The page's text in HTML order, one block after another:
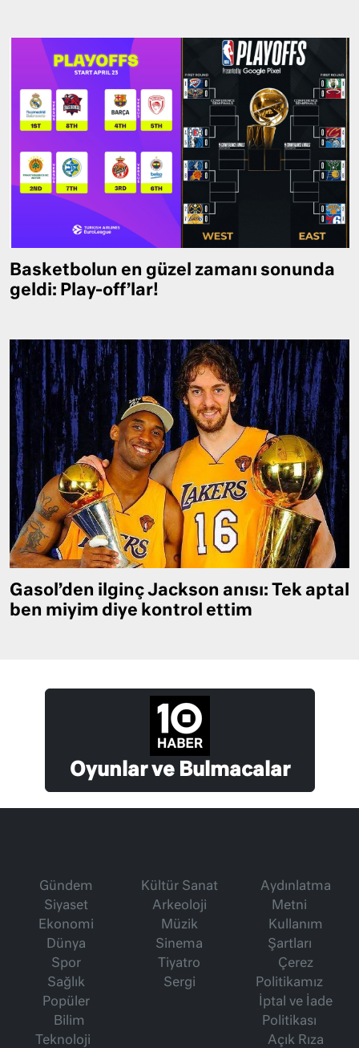
Basketbolun en güzel zamanı sonunda
geldi: Play-off’lar!
Gasol’den ilginç Jackson anısı: Tek aptal
ben miyim diye kontrol ettim
Oyunlar ve Bulmacalar
Gündem
Siyaset
Ekonomi
Dünya
Spor
Sağlık
Popüler
Bilim
Teknoloji
Kültür Sanat
Arkeoloji
Müzik
Sinema
Tiyatro
Sergi
Aydınlatma
Metni
Kullanım
Şartları
Çerez
Politikamız
İptal ve İade
Politikası
Açık Rıza